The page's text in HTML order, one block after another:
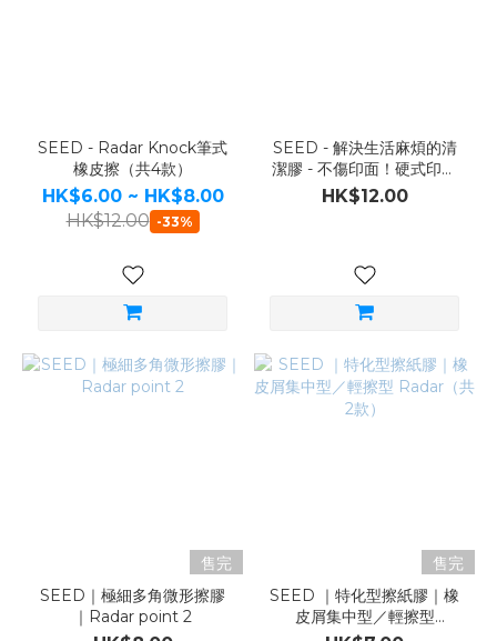
SEED - Radar Knock筆式
橡皮擦（共4款）
HK$6.00 ~ HK$8.00
HK$12.00 -33%
SEED - 解決生活麻煩的清
潔膠 - 不傷印面！硬式印章
專用
HK$12.00
售完
SEED｜極細多角微形擦膠
｜Radar point 2
售完
SEED ｜特化型擦紙膠｜橡
皮屑集中型／輕擦型